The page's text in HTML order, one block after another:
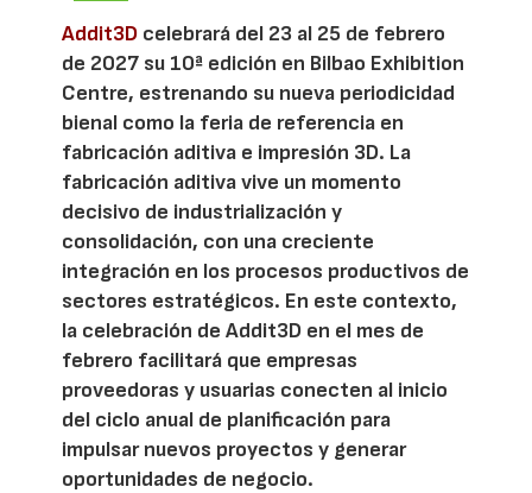
Addit3D celebrará del 23 al 25 de febrero
de 2027 su 10ª edición en Bilbao Exhibition
Centre, estrenando su nueva periodicidad
bienal como la feria de referencia en
fabricación aditiva e impresión 3D. La
fabricación aditiva vive un momento
decisivo de industrialización y
consolidación, con una creciente
integración en los procesos productivos de
sectores estratégicos. En este contexto,
la celebración de Addit3D en el mes de
febrero facilitará que empresas
proveedoras y usuarias conecten al inicio
del ciclo anual de planificación para
impulsar nuevos proyectos y generar
oportunidades de negocio.